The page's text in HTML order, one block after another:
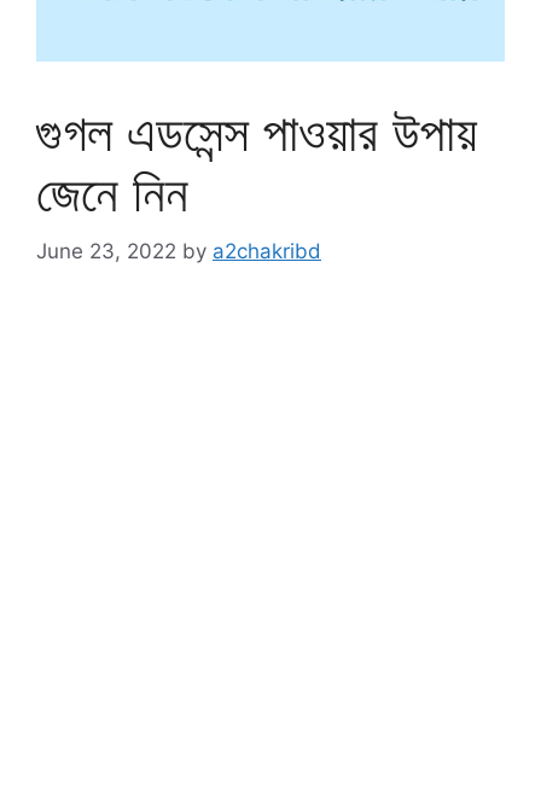
গুগল এডসেন্স পাওয়ার উপায়
জেনে নিন
June 23, 2022 by a2chakribd